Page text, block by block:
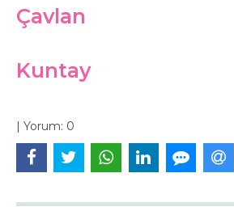
Çavlan
Kuntay
| Yorum: 0